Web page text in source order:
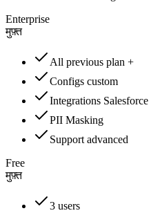
Enterprise
मुफ़्त
All previous plan +
Configs custom
Integrations Salesforce
PII Masking
Support advanced
Free
मुफ़्त
3 users